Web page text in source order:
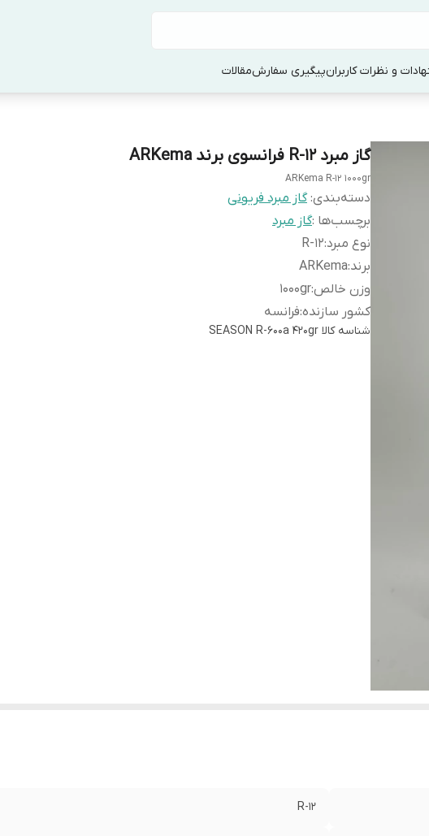
و نظرات کاربرانپیگیری سفارشمقالات
گاز مبرد R-12 فرانسوی برند ARKema
ARKema R-12 1000gr
دسته‌بندی:گاز مبرد فریونی
برچسب‌ها :گاز مبرد
نوع مبرد:
R-12
برند:
ARKema
وزن خالص:
1000gr
کشور سازنده:فرانسه
شناسه کالا SEASON R-600a 420gr
R-12